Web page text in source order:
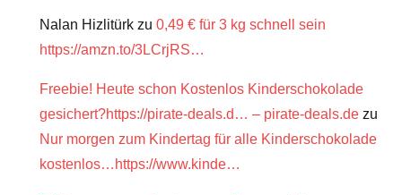
Nalan Hizlitürk zu 0,49 € für 3 kg schnell sein
https://amzn.to/3LCrjRS…
Freebie! Heute schon Kostenlos Kinderschokolade
gesichert?https://pirate-deals.d… – pirate-deals.de zu
Nur morgen zum Kindertag für alle Kinderschokolade
kostenlos…https://www.kinde…